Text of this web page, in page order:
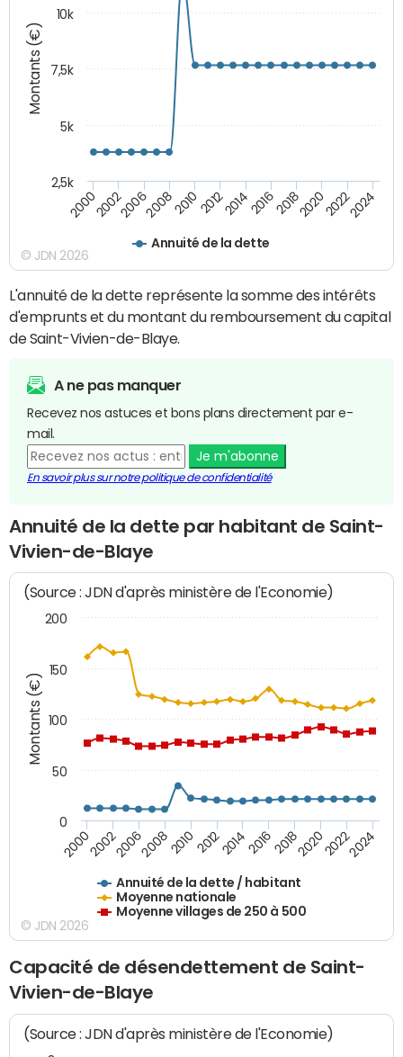
Montants (€)
Annuité de la dette
200020022006200820102012201420162018202020222024
10k
2,5k
5k
7,5k
© JDN 2026
L'annuité de la dette représente la somme des intérêts
d'emprunts et du montant du remboursement du capital
de Saint-Vivien-de-Blaye.
A ne pas manquer
Recevez nos astuces et bons plans directement par e-
mail.
Je m'abonne
En savoir plus sur notre politique de confidentialité
Annuité de la dette par habitant de Saint-
Vivien-de-Blaye
Montants (€)
(Source : JDN d'après ministère de l'Economie)
Annuité de la dette / habitant
Moyenne nationale
Moyenne villages de 250 à 500
200020022006200820102012201420162018202020222024
0
50
100
150
200
© JDN 2026
Capacité de désendettement de Saint-
Vivien-de-Blaye
(Source : JDN d'après ministère de l'Economie)